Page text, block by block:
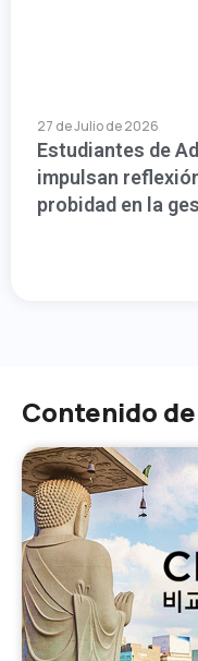
27 de Julio de 2026
Estudiantes de
impulsan
probidad en la
Contenido